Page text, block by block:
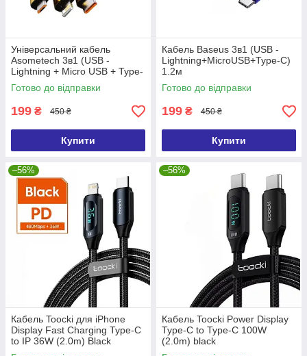
Універсальний кабель
Asometech 3в1 (USB -
Lightning + Micro USB + Type-
C 3A 1.2м)
Готово до відправки
199 ₴ 450 ₴
Купити
Кабель Baseus 3в1 (USB -
Lightning+MicroUSB+Type-C)
1.2м
Готово до відправки
199 ₴ 450 ₴
Купити
–56%
Кабель Toocki для iPhone
Display Fast Charging Type-C
to IP 36W (2.0m) Black
–56%
Кабель Toocki Power Display
Type-C to Type-C 100W
(2.0m) black